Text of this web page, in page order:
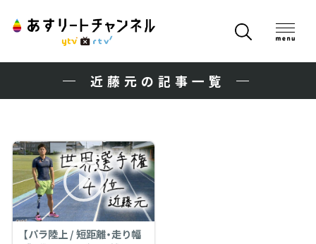
近藤元の記事一覧
【パラ陸上 / 短距離・走り幅